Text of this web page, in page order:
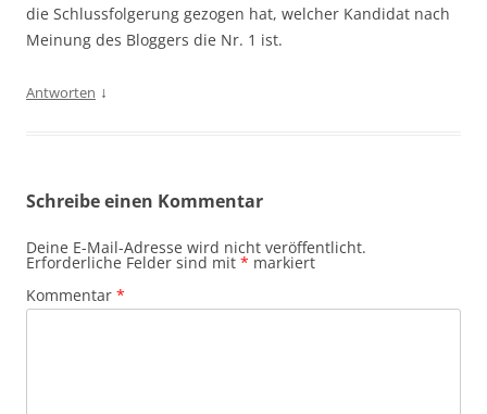
die Schlussfolgerung gezogen hat, welcher Kandidat nach
Meinung des Bloggers die Nr. 1 ist.
Antworten ↓
Schreibe einen Kommentar
Deine E-Mail-Adresse wird nicht veröffentlicht.
Erforderliche Felder sind mit * markiert
Kommentar *